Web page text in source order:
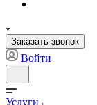
Заказать звонок
Войти
Услуги